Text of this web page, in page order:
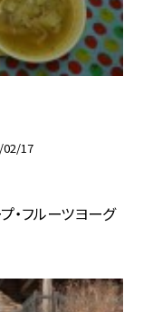
02/17
・フルーツヨーグ